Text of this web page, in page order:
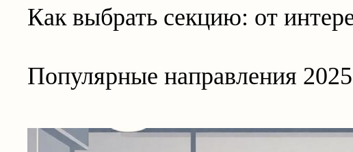
Как выбрать секцию: от
Популярные направления 2025